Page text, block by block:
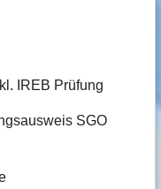
IREB Prüfung
SGO